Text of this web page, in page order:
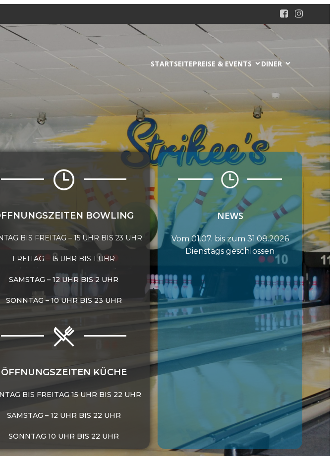
STARTSEITEPREISE & EVENTS DINER
BOWLING
BIS FREITAG – 15 UHR BIS 23 UHR
FREITAG – 15 UHR BIS 1 UHR
SAMSTAG – 12 UHR BIS 2 UHR
SONNTAG – 10 UHR BIS 23 UHR
ÖFFNUNGSZEITEN KÜCHE
BIS FREITAG 15 UHR BIS 22 UHR
SAMSTAG – 12 UHR BIS 22 UHR
SONNTAG 10 UHR BIS 22 UHR
NEWS
Vom 01.07. bis zum 31.08.2026
Dienstags geschlossen